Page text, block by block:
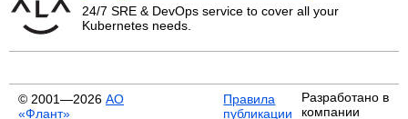
24/7 SRE & DevOps service to cover all your
Kubernetes needs.
© 2001—2026 АО
«Флант»
Правила
публикации
Разработано в
компании